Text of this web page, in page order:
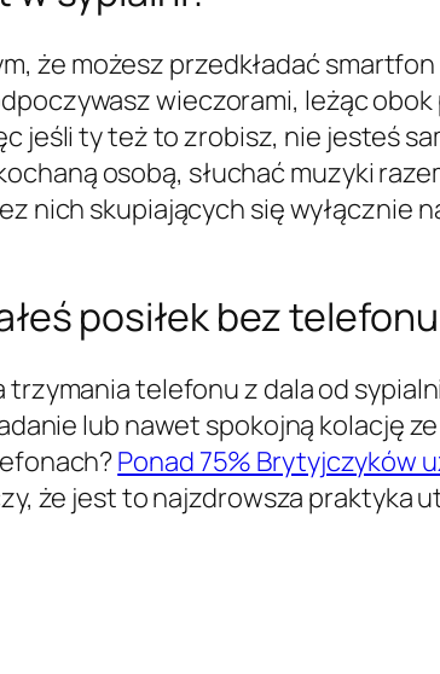
że możesz przedkładać
wieczorami, leżąc
jeśli ty też to zrobisz, nie jesteś
osobą, słuchać muzyki
nich skupiających się
posiłek bez
telefonu z dala od
lub nawet spokojną kolację
Ponad 75% Brytyjczyków
że jest to najzdrowsza praktyka